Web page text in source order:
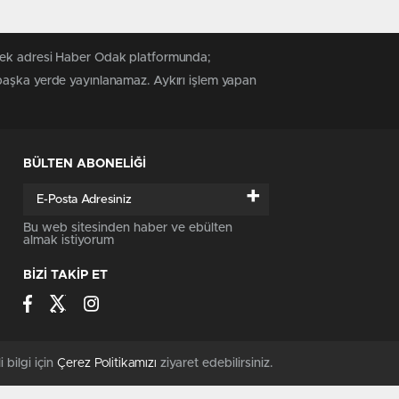
adresi Haber Odak platformunda;
yerde yayınlanamaz. Aykırı işlem yapan
BÜLTEN ABONELİĞİ
+
Bu web sitesinden haber ve ebülten
almak istiyorum
BİZİ TAKİP ET
bilgi için Çerez Politikamızı ziyaret edebilirsiniz.